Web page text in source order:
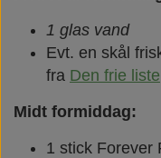
1 glas vand
Evt. en skål
fra Den frie liste
Midt formiddag:
1 stick Forever